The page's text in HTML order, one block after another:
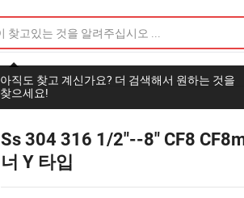
아직도 찾고 계신가요? 더 검색해서 원하는 것을
찾으세요!
Ss 304 316 1/2"--8" CF8
너 Y 타입